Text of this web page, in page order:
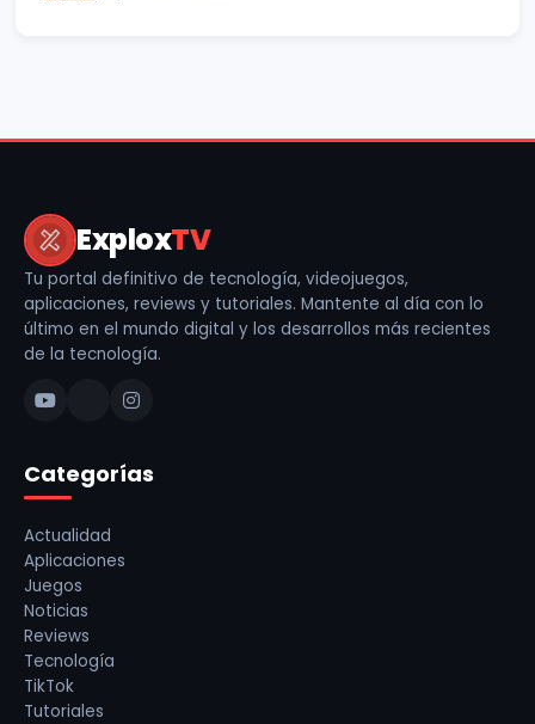
ExploxTV
Tu portal definitivo de tecnología, videojuegos,
aplicaciones, reviews y tutoriales. Mantente al día con lo
último en el mundo digital y los desarrollos más recientes
de la tecnología.
Categorías
Actualidad
Aplicaciones
Juegos
Noticias
Reviews
Tecnología
TikTok
Tutoriales